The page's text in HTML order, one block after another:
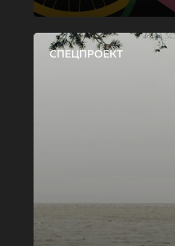
СПЕЦПРОЕКТ